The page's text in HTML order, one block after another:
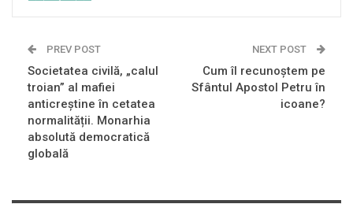
PREV POST
Societatea civilă, „calul
troian” al mafiei
anticreștine în cetatea
normalității. Monarhia
absolută democratică
globală
NEXT POST
Cum îl recunoștem pe
Sfântul Apostol Petru în
icoane?